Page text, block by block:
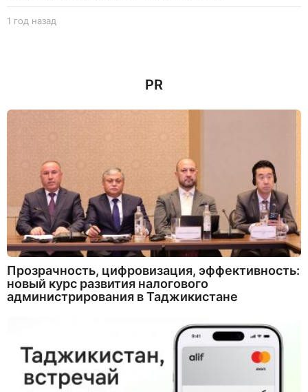
1 год назад
а
PR
Прозрачность, цифровизация, эффективность:
новый курс развития налогового
администрирования в Таджикистане